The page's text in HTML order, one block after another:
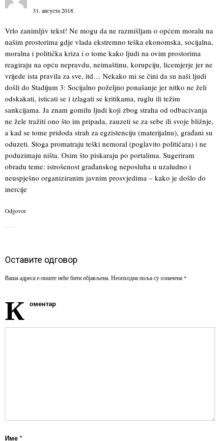
31. августа 2018.
Vrlo zanimljiv tekst! Ne mogu da ne razmišljam o općem moralu na
našim prostorima gdje vlada ekstremno teška ekonomska, socijalna,
moralna i politička kriza i o tome kako ljudi na ovim prostorima
reagiraju na opću nepravdu, neimaštinu, korupciju, licemjerje jer ne
vrijede ista pravila za sve, itd… Nekako mi se čini da su naši ljudi
došli do Stadijum 3: Socijalno poželjno ponašanje jer nitko ne želi
odskakati, isticati se i izlagati se kritikama, ruglu ili težim
sankcijama. Ja znam gomilu ljudi koji zbog straha od odbacivanja
ne žele tražiti ono što im pripada, zauzeti se za sebe ili svoje bližnje,
a kad se tome pridoda strah za egzistenciju (materijalnu), građani su
oduzeti. Stoga promatraju teški nemoral (poglavito političara) i ne
poduzimaju ništa. Osim što piskaraju po portalima. Sugeriram
obradu teme: istrošenost građanskog neposluha u uzaludno i
neuspješno organiziranim javnim prosvjedima – kako je došlo do
inercije
Odgovor
Оставите одговор
Ваша адреса е-поште неће бити објављена. Неопходна поља су означена *
К оментар
Име *